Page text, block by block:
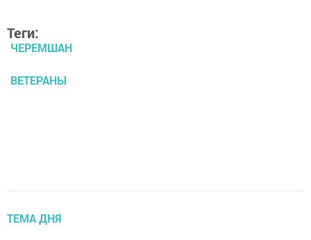
Теги:
ЧЕРЕМШАН
ВЕТЕРАНЫ
ТЕМА ДНЯ